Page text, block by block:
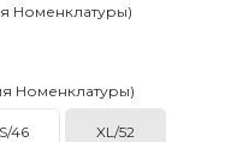
Номенклатуры)
Номенклатуры)
S/46 XL/52